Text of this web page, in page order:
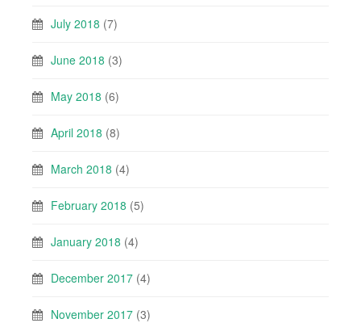
July 2018 (7)
June 2018 (3)
May 2018 (6)
April 2018 (8)
March 2018 (4)
February 2018 (5)
January 2018 (4)
December 2017 (4)
November 2017 (3)